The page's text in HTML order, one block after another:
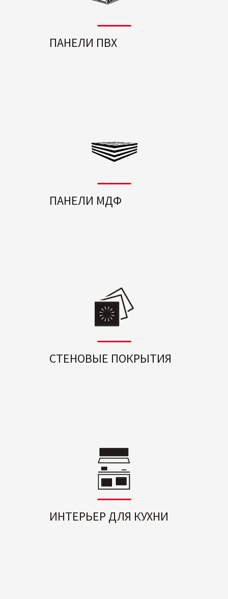
ПАНЕЛИ ПВХ
ПАНЕЛИ МДФ
СТЕНОВЫЕ ПОКРЫТИЯ
ИНТЕРЬЕР ДЛЯ КУХНИ